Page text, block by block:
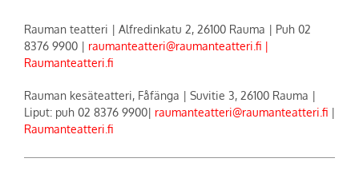
Rauman teatteri | Alfredinkatu 2, 26100 Rauma | Puh 02
8376 9900 | raumanteatteri@raumanteatteri.fi |
Raumanteatteri.fi
Rauman kesäteatteri, Fåfänga | Suvitie 3, 26100 Rauma |
Liput: puh 02 8376 9900| raumanteatteri@raumanteatteri.fi |
Raumanteatteri.fi